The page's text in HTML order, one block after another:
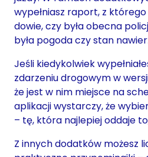
wypełniasz raport, z
dowie, czy była obecna
była pogoda czy stan
Jeśli kiedykolwiek
zdarzeniu drogowym w
że jest w nim miejsce na
aplikacji wystarczy, że
– tę, która najlepiej oddaje
Z innych dodatków możesz